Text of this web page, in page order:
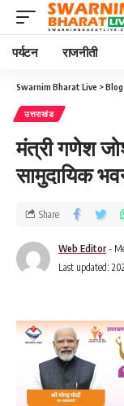
पर्यटन राजनीती
Swarnim Bharat Live >Blog
उत्तराखंड
मंत्री गणेश
सामुदायिक
Last updated:
Web Editor -
Share